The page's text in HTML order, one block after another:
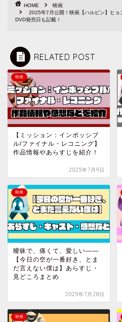
HOME
映画
2025年7月公開！映画【ハルビン】ヒョ
DVD発売日も記載！
RELATED POST
映画
【ミッション：インポッシブ
ル/ファイナル・レコニング】
作品情報やあらすじを紹介！
2025年7月9日
映画
曖昧で、痛くて、愛しい——
【今日の空が一番好き、とま
だ言えない僕は】あらすじ・
見どころまとめ
2025年7月28日
映画